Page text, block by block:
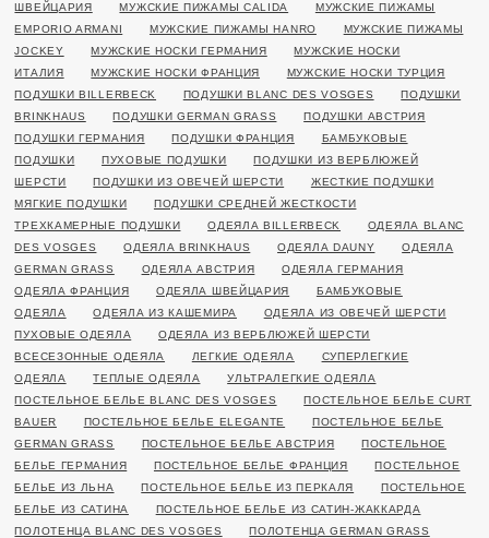
ШВЕЙЦАРИЯ
МУЖСКИЕ ПИЖАМЫ CALIDA
МУЖСКИЕ ПИЖАМЫ
EMPORIO ARMANI
МУЖСКИЕ ПИЖАМЫ HANRO
МУЖСКИЕ ПИЖАМЫ
JOCKEY
МУЖСКИЕ НОСКИ ГЕРМАНИЯ
МУЖСКИЕ НОСКИ
ИТАЛИЯ
МУЖСКИЕ НОСКИ ФРАНЦИЯ
МУЖСКИЕ НОСКИ ТУРЦИЯ
ПОДУШКИ BILLERBECK
ПОДУШКИ BLANC DES VOSGES
ПОДУШКИ
BRINKHAUS
ПОДУШКИ GERMAN GRASS
ПОДУШКИ АВСТРИЯ
ПОДУШКИ ГЕРМАНИЯ
ПОДУШКИ ФРАНЦИЯ
БАМБУКОВЫЕ
ПОДУШКИ
ПУХОВЫЕ ПОДУШКИ
ПОДУШКИ ИЗ ВЕРБЛЮЖЕЙ
ШЕРСТИ
ПОДУШКИ ИЗ ОВЕЧЕЙ ШЕРСТИ
ЖЕСТКИЕ ПОДУШКИ
МЯГКИЕ ПОДУШКИ
ПОДУШКИ СРЕДНЕЙ ЖЕСТКОСТИ
ТРЕХКАМЕРНЫЕ ПОДУШКИ
ОДЕЯЛА BILLERBECK
ОДЕЯЛА BLANC
DES VOSGES
ОДЕЯЛА BRINKHAUS ОДЕЯЛА DAUNY
ОДЕЯЛА
GERMAN GRASS
ОДЕЯЛА АВСТРИЯ
ОДЕЯЛА ГЕРМАНИЯ
ОДЕЯЛА ФРАНЦИЯ
ОДЕЯЛА ШВЕЙЦАРИЯ
БАМБУКОВЫЕ
ОДЕЯЛА
ОДЕЯЛА ИЗ КАШЕМИРА
ОДЕЯЛА ИЗ ОВЕЧЕЙ ШЕРСТИ
ПУХОВЫЕ ОДЕЯЛА
ОДЕЯЛА ИЗ ВЕРБЛЮЖЕЙ ШЕРСТИ
ВСЕСЕЗОННЫЕ ОДЕЯЛА
ЛЕГКИЕ ОДЕЯЛА
СУПЕРЛЕГКИЕ
ОДЕЯЛА
ТЕПЛЫЕ ОДЕЯЛА
УЛЬТРАЛЕГКИЕ ОДЕЯЛА
ПОСТЕЛЬНОЕ БЕЛЬЕ BLANC DES VOSGES
ПОСТЕЛЬНОЕ БЕЛЬЕ CURT
BAUER
ПОСТЕЛЬНОЕ БЕЛЬЕ ELEGANTE
ПОСТЕЛЬНОЕ БЕЛЬЕ
GERMAN GRASS
ПОСТЕЛЬНОЕ БЕЛЬЕ АВСТРИЯ
ПОСТЕЛЬНОЕ
БЕЛЬЕ ГЕРМАНИЯ
ПОСТЕЛЬНОЕ БЕЛЬЕ ФРАНЦИЯ
ПОСТЕЛЬНОЕ
БЕЛЬЕ ИЗ ЛЬНА
ПОСТЕЛЬНОЕ БЕЛЬЕ ИЗ ПЕРКАЛЯ
ПОСТЕЛЬНОЕ
БЕЛЬЕ ИЗ САТИНА
ПОСТЕЛЬНОЕ БЕЛЬЕ ИЗ САТИН-ЖАККАРДА
ПОЛОТЕНЦА BLANC DES VOSGES
ПОЛОТЕНЦА GERMAN GRASS